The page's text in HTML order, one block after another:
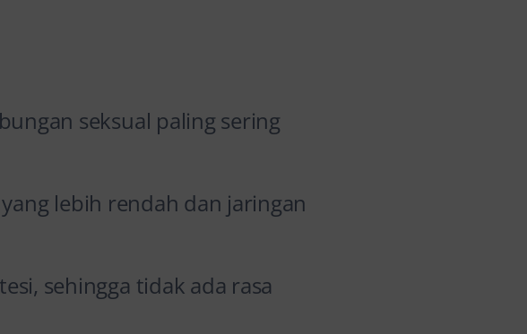
seksual paling sering
yang lebih rendah dan jaringan
sehingga tidak ada rasa